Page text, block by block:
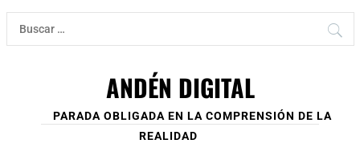
Ir
contenido
Buscar:
ANDÉN DIGITAL
PARADA OBLIGADA EN LA COMPRENSIÓN DE LA
REALIDAD